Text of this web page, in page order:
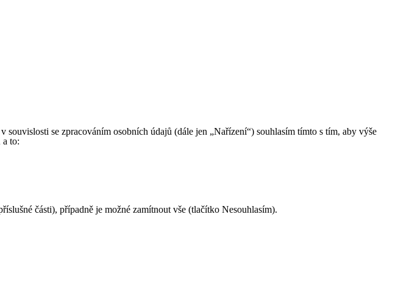
se zpracováním osobních údajů (dále jen „Nařízení“) souhlasím tímto s tím, aby výše
a to:
části), případně je možné zamítnout vše (tlačítko Nesouhlasím).